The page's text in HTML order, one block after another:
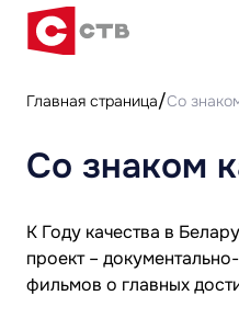
Главная страница Со
Со знаком
К Году качества в
проект –
фильмов о главных